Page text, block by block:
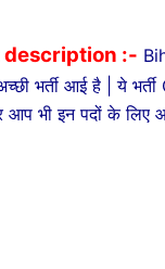
description :-
भर्ती आई है | ये
आप भी इन पदों के लिए